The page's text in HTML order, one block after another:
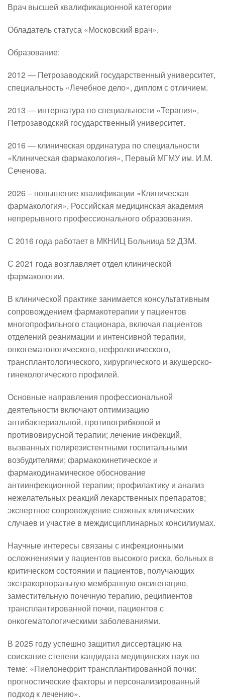
Врач высшей квалификационной категории
Обладатель статуса «Московский врач».
Образование:
2012 — Петрозаводский государственный университет,
специальность «Лечебное дело», диплом с отличием.
2013 — интернатура по специальности «Терапия»,
Петрозаводский государственный университет.
2016 — клиническая ординатура по специальности
«Клиническая фармакология», Первый МГМУ им. И.М.
Сеченова.
2026 – повышение квалификации «Клиническая
фармакология», Российская медицинская академия
непрерывного профессионального образования.
С 2016 года работает в МКНИЦ Больница 52 ДЗМ.
С 2021 года возглавляет отдел клинической
фармакологии.
В клинической практике занимается консультативным
сопровождением фармакотерапии у пациентов
многопрофильного стационара, включая пациентов
отделений реанимации и интенсивной терапии,
онкогематологического, нефрологического,
трансплантологического, хирургического и акушерско-
гинекологического профилей.
Основные направления профессиональной
деятельности включают оптимизацию
антибактериальной, противогрибковой и
противовирусной терапии; лечение инфекций,
вызванных полирезистентными госпитальными
возбудителями; фармакокинетическое и
фармакодинамическое обоснование
антиинфекционной терапии; профилактику и анализ
нежелательных реакций лекарственных препаратов;
экспертное сопровождение сложных клинических
случаев и участие в междисциплинарных консилиумах.
Научные интересы связаны с инфекционными
осложнениями у пациентов высокого риска, больных в
критическом состоянии и пациентов, получающих
экстракорпоральную мембранную оксигенацию,
заместительную почечную терапию, реципиентов
трансплантированной почки, пациентов с
онкогематологическими заболеваниями.
В 2025 году успешно защитил диссертацию на
соискание степени кандидата медицинских наук по
теме: «Пиелонефрит трансплантированной почки:
прогностические факторы и персонализированный
подход к лечению».